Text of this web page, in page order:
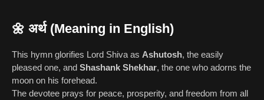
🌼 अर्थ (Meaning in English)
This hymn glorifies Lord Shiva as Ashutosh, the easily
pleased one, and Shashank Shekhar, the one who adorns the
moon on his forehead.
The devotee prays for peace, prosperity, and freedom from all